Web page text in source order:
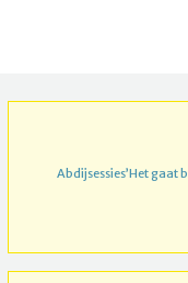
Abdijsessies’Het gaat